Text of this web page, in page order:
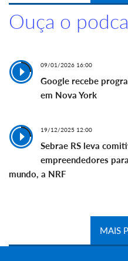
Ouça o
09/01/2026 16:00
Google recebe
em Nova York
19/12/2025 12:00
Sebrae RS leva
empreendedores
mundo, a NRF
MAIS